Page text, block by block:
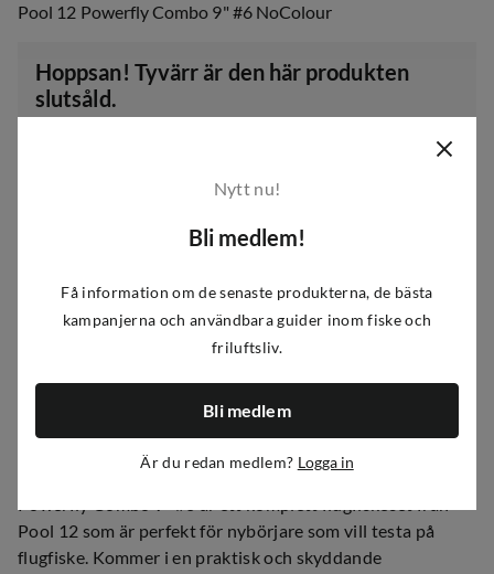
Pool 12 Powerfly Combo 9" #6 NoColour
Hoppsan! Tyvärr är den här produkten
slutsåld.
100 dagars öppet köp och fri retur
Snabb leverans
Produktinformation
Pool 12 som är perfekt för nybörjare som vill testa på
flugfiske. Kommer i en praktisk och skyddande
Nytt nu!
Bli medlem!
Få information om de senaste produkterna, de bästa
kampanjerna och användbara guider inom fiske och
friluftsliv.
Bli medlem
Är du redan medlem? Logga in